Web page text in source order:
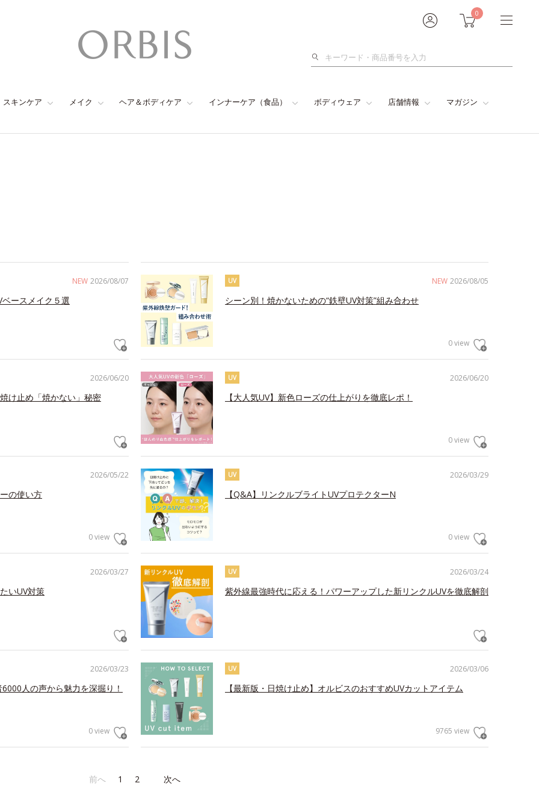
0
検
スキンケア メイク ヘア＆ボディケア インナーケア（食品） ボディウェア 店舗情報 マガジン
NEW 2026/08/07
ースメイク５選
NEW 2026/08/05
UV
シーン別！焼かないための“鉄壁UV対策”組み合わせ
0 view
2026/06/20
け止め「焼かない」秘密
2026/06/20
UV
【大人気UV】新色ローズの仕上がりを徹底レポ！
0 view
2026/05/22
の使い方
0 view
2026/03/29
UV
【Q&A】リンクルブライトUVプロテクターN
0 view
2026/03/27
いUV対策
2026/03/24
UV
紫外線最強時代に応える！パワーアップした新リンクルUVを徹底解剖
2026/03/23
人の声から魅力を深掘り！
0 view
2026/03/06
UV
【最新版・日焼け止め】オルビスのおすすめUVカットアイテム
9765 view
前へ 1 2 次へ